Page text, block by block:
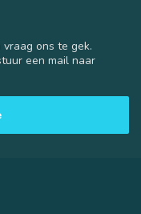
ons te gek.
een mail naar